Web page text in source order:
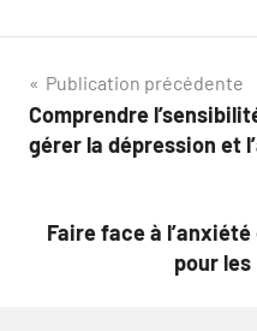
Navigation
de
Publication précédente
Comprendre
gérer la dépression et
Faire face à
pour